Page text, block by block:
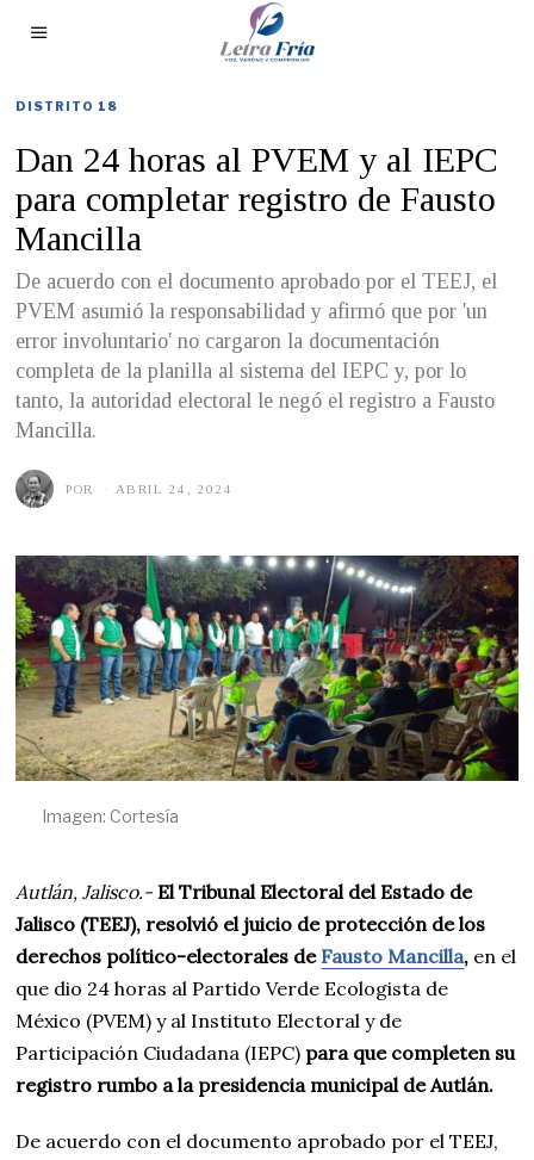
DISTRITO 18
Dan 24 horas al PVEM y al IEPC
para completar registro de Fausto
Mancilla
De acuerdo con el documento aprobado por el TEEJ, el
PVEM asumió la responsabilidad y afirmó que por 'un
error involuntario' no cargaron la documentación
completa de la planilla al sistema del IEPC y, por lo
tanto, la autoridad electoral le negó el registro a Fausto
Mancilla.
POR ABRIL 24, 2024
L
2
4
,
2
0
2
4
Imagen: Cortesía
Autlán, Jalisco.-El Tribunal Electoral del Estado de
Jalisco (TEEJ), resolvió el juicio de protección de los
derechos político-electorales de Fausto Mancilla, en el
que dio 24 horas al Partido Verde Ecologista de
México (PVEM) y al Instituto Electoral y de
Participación Ciudadana (IEPC) para que completen su
registro rumbo a la presidencia municipal de Autlán.
De acuerdo con el documento aprobado por el TEEJ,